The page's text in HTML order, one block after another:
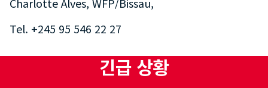
Tel. +245 95 546 22 27
긴급 상황